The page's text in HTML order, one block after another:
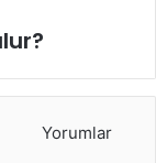
Yorumlar